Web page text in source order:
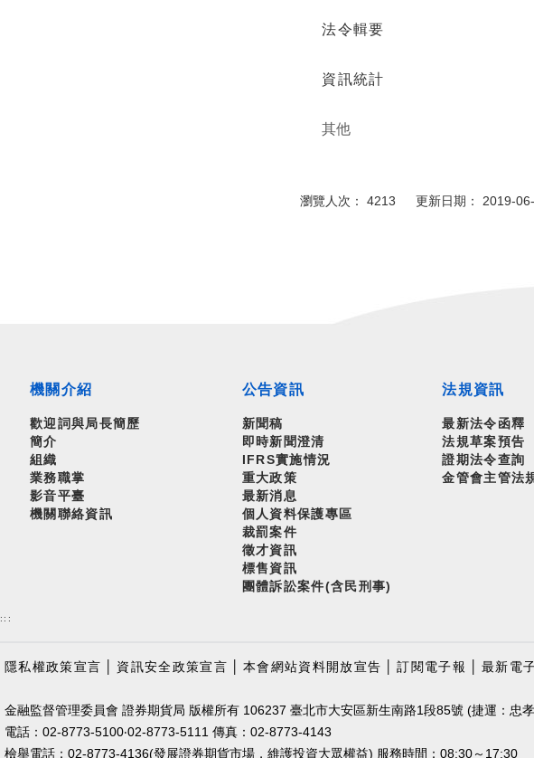
法令輯要
資訊統計
其他
瀏覽人次： 4213 更新日期： 2019-
機關介紹
歡迎詞與局長簡歷
簡介
組織
業務職掌
影音平臺
機關聯絡資訊
公告資訊
新聞稿
即時新聞澄清
IFRS實施情況
重大政策
最新消息
個人資料保護專區
裁罰案件
徵才資訊
標售資訊
團體訴訟案件(含民刑事)
法規資訊
最新法令函釋
法規草案預告
證期法令查詢
金管會主管法
:::
隱私權政策宣言 資訊安全政策宣言 │本會網站資料開放宣告 │訂閱電子報 │最新電
金融監督管理委員會 證券期貨局 版權所有 106237 臺北市大安區新生南路1段85號 (捷運：忠
電話：02-8773-5100‧02-8773-5111 傳真：02-8773-4143
檢舉電話：02-8773-4136(發展證券期貨市場，維護投資大眾權益) 服務時間：08:30～17:30